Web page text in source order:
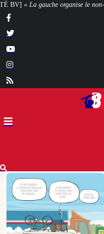
droit» [VOTRE AVIS] Yaël